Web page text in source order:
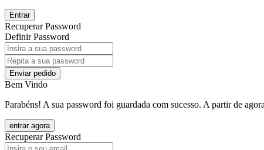
Entrar
Recuperar Password
Definir Password
Enviar pedido
Bem Vindo
Parabéns! A sua password foi guardada com sucesso. A partir de
entrar agora
Recuperar Password